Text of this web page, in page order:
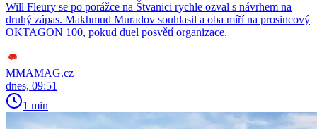
Will Fleury se po porážce na Štvanici rychle ozval s návrhem na
druhý zápas. Makhmud Muradov souhlasil a oba míří na prosincový
OKTAGON 100, pokud duel posvětí organizace.
MMAMAG.cz
dnes, 09:51
1 min